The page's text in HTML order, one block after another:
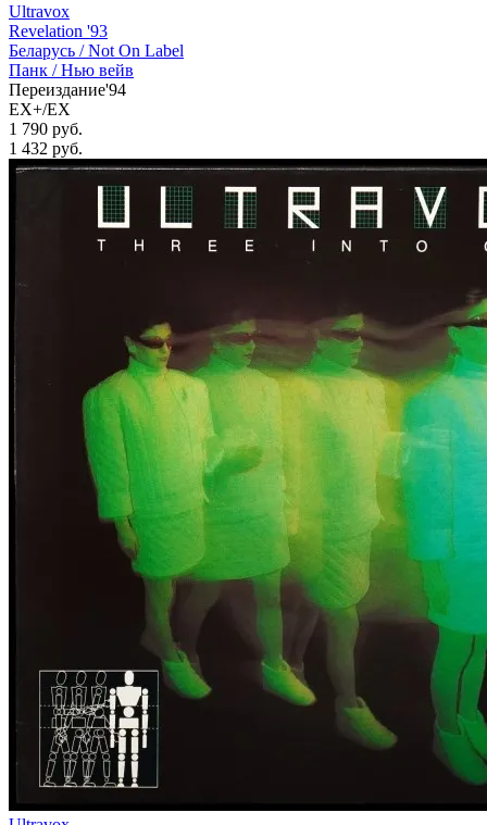
Ultravox
Revelation '93
Беларусь /Not On Label
Панк / Нью вейв
Переиздание'94
EX+/EX
1 790 руб.
1 432 руб.